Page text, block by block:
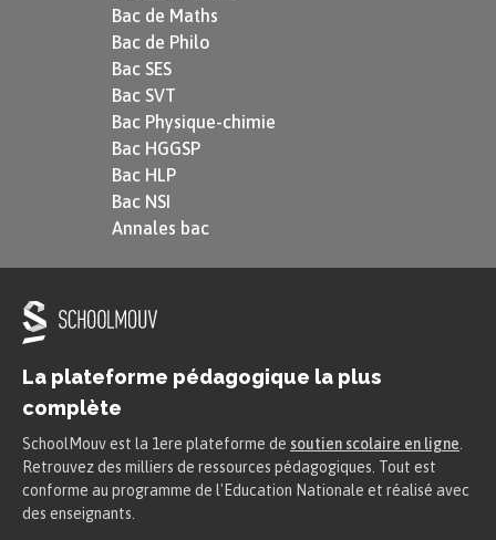
Bac de Maths
Bac de Philo
Bac SES
Bac SVT
Bac Physique-chimie
Bac HGGSP
Bac HLP
Bac NSI
Annales bac
La plateforme pédagogique la plus
complète
SchoolMouv est la 1ere plateforme de soutien scolaire en ligne
Retrouvez des milliers de ressources pédagogiques. Tout est
conforme au programme de l'Education Nationale et réalisé avec
des enseignants.